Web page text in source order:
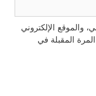
والموقع الإلكتروني
المقبلة في